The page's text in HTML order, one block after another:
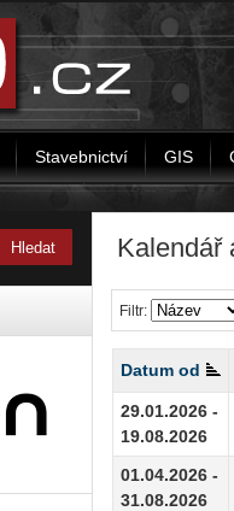
Stavebnictví GIS
Kalendář
Filtr:
Datum od
29.01.2026 -
19.08.2026
01.04.2026 -
31.08.2026